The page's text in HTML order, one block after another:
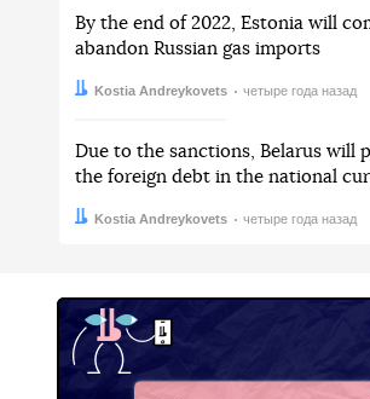
By the end of 2022, Estonia will
abandon Russian gas imports
Автор:
Kostia Andreykovets
Дата: четыре года назад
Due to the sanctions, Belarus will
the foreign debt in the national
Автор:
Kostia Andreykovets
Дата: четыре года назад